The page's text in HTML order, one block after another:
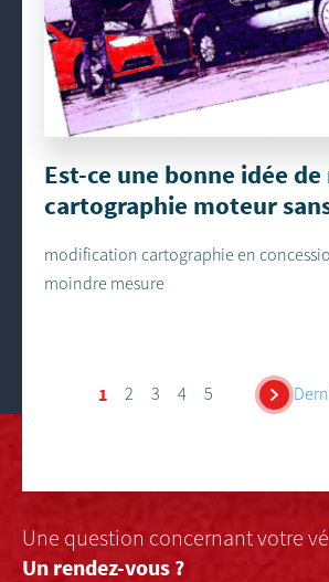
Est-ce une bonne idée
cartographie moteur
modification cartographie en
moindre mesure
1 2 3 4 5
Une question concernant votre
Un rendez-vous ?